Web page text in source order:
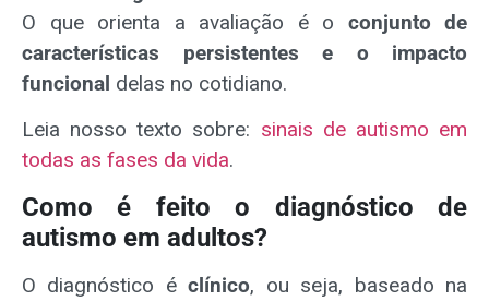
O que orienta a avaliação é o conjunto de
características persistentes e o impacto
funcional delas no cotidiano.
Leia nosso texto sobre: sinais de autismo em
todas as fases da vida.
Como é feito o diagnóstico de
autismo em adultos?
O diagnóstico éclínico, ou seja, baseado na